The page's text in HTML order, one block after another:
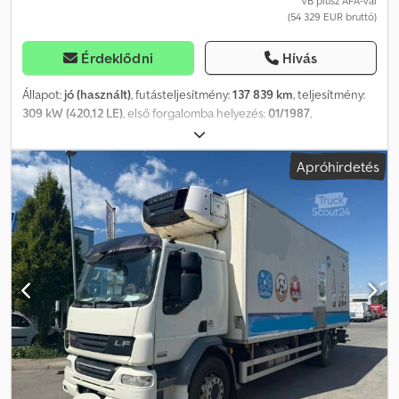
(54 329 EUR bruttó)
Érdeklődni Hívás
Állapot: jó (használt), futásteljesítmény:137 839 km, teljesítmény:
309 kW (420,12 LE), első forgalomba helyezés:01/1987,
, tengelyelrendezés:
mm, üzemanyag:dízel, szín:fehér, vezetőfülke:alvófülke,
hajtástípus:
mechanikai, sebességek száma: , teljes hossz:6 320
mm, teljes szélesség:2 550 mm, megengedett tengelyterhelés (1.
tengely):7 000 kg, megengedett tengelyterhelés (2. tengely):
11 000 kg, Gyártási év:1987, = További opciók és felszereltség = -
Alumínium üzemanyagtartály - Laprugós felfüggesztés - Távolsági
(nagyfényű) világítás - Hálókabin = Megjegyzések = Scania R142
V8 420 V8 – Veterán jármű – Tiszta alváz/fülke/belső – Holland
rendszám Gyártási év: Km: 137 839 XLERH4X2Z04263712 77-BVP-4
Tiszta alváz 10 sebességes manuális váltó Légkürt Stb. = További
információk = Műszaki adatok Hengerszám: 8 Motor lökettérfogat:
14 190 cm³ Max. első tengelyterhelés: 7 000 kg Max. hátsó
tengelyterhelés: 11 000 kg Súlyadatok Saját tömeg: 7 291 kg
Hasznos teher: 10 709 kg Megengedett össztömeg: 18 000 kg
Apróhirdetés